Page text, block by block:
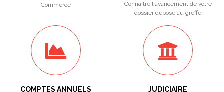
Commerce
Connaître l'avancement de votre
dossier déposé au greffe
COMPTES ANNUELS JUDICIAIRE